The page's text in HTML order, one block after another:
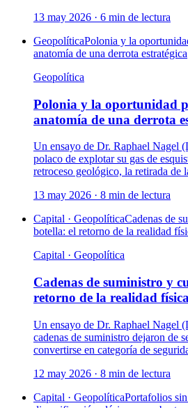
13 may 2026 · 6 min de lectura
GeopolíticaPolonia y la
anatomía de una derrota estratégica
Geopolítica
Polonia y la oportunidad
anatomía de una derrota
Un ensayo de Dr. Raphael Nagel
polaco de explotar su gas de
retroceso geológico, la retirada de
13 may 2026 · 8 min de lectura
Capital · GeopolíticaCadenas de
botella: el retorno de la realidad
Capital · Geopolítica
Cadenas de suministro y
retorno de la realidad física
Un ensayo de Dr. Raphael Nagel
cadenas de suministro dejaron de
convertirse en categoría de
12 may 2026 · 8 min de lectura
Capital · GeopolíticaPortafolios